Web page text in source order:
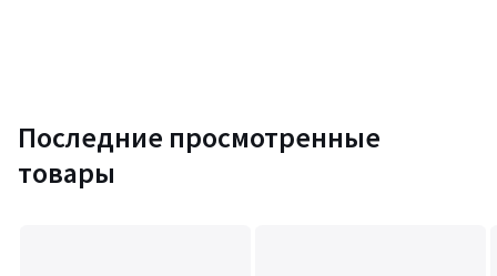
Последние просмотренные
товары